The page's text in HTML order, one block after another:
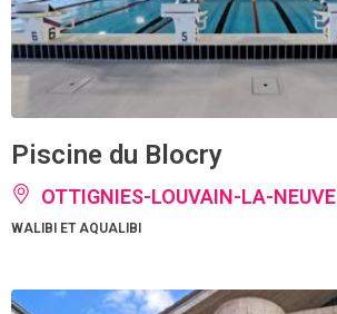
Piscine du Blocry
OTTIGNIES-LOUVAIN-LA-NEUVE
WALIBI ET AQUALIBI